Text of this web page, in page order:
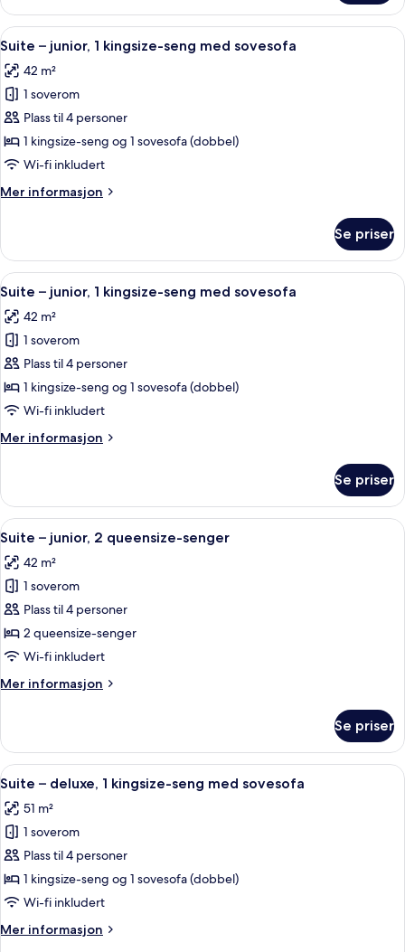
–
premium,
1
kingsize-
seng,
balkong
Åpne
alle
bildene
av
Suite
–
junior,
kingsize-
sovesofa
Italienske Frette-laken, sengetøy av
5
Suite – junior, 1 kingsize-seng med sovesofa
42 m²
1 soverom
Plass til 4 personer
1 kingsize-seng og 1 sovesofa (dobbel)
Wi-fi inkludert
Mer informasjon
Mer
–
junior,
1
kingsize-
seng
med
Se priser
Åpne
alle
bildene
av
Suite
–
junior,
kingsize-
sovesofa
Italienske Frette-laken, sengetøy av
4
Suite – junior, 1 kingsize-seng med sovesofa
42 m²
1 soverom
Plass til 4 personer
1 kingsize-seng og 1 sovesofa (dobbel)
Wi-fi inkludert
Mer informasjon
Mer
–
junior,
1
kingsize-
seng
med
Se priser
Åpne
alle
bildene
av
Suite
–
junior,
queensize-
Suite – junior, 2 queensize-senger |
5
Suite – junior, 2 queensize-senger
42 m²
1 soverom
Plass til 4 personer
2 queensize-senger
Wi-fi inkludert
Mer informasjon
Mer
–
junior,
2
senger
Se priser
Åpne
alle
bildene
av
Suite
–
deluxe,
kingsize-
Italienske Frette-laken, sengetøy av
6
Suite – deluxe, 1 kingsize-seng med sovesofa
51 m²
1 soverom
Plass til 4 personer
1 kingsize-seng og 1 sovesofa (dobbel)
Wi-fi inkludert
Mer informasjon
Mer